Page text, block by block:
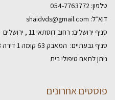
טלפון: 054-7763772
דוא״ל: shaidvds@gmail.com
סניף ירושלים: רחוב דוסתאי 11 , ירושלים
סניף גבעתיים: המאבק 63 קומה 1 דירה 3
ניתן לתאם טיפולי בית
פוסטים אחרונים